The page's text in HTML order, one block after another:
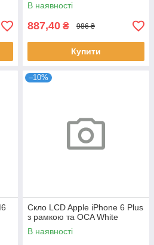
В наявності
887,40 ₴ 986 ₴
Купити
–10%
Скло LCD Apple iPhone 6 Plus
з рамкою та OCA White
В наявності